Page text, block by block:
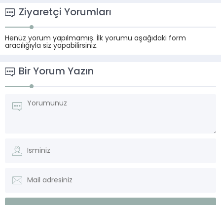
Ziyaretçi Yorumları
Henüz yorum yapılmamış. İlk yorumu aşağıdaki form
aracılığıyla siz yapabilirsiniz.
Bir Yorum Yazın